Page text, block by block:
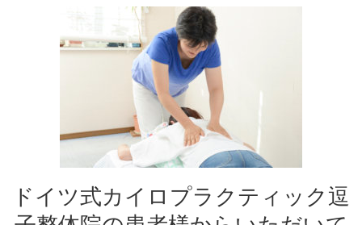
ドイツ式カイロプラクティック逗